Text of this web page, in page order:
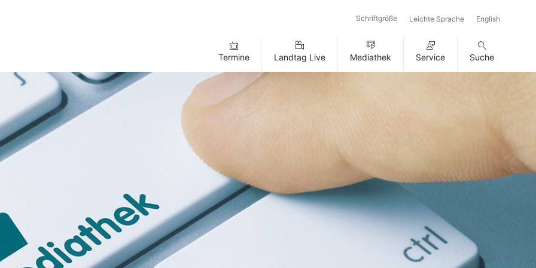
Schriftgröße Leichte Sprache English
Termine Landtag Live Mediathek Service Suche